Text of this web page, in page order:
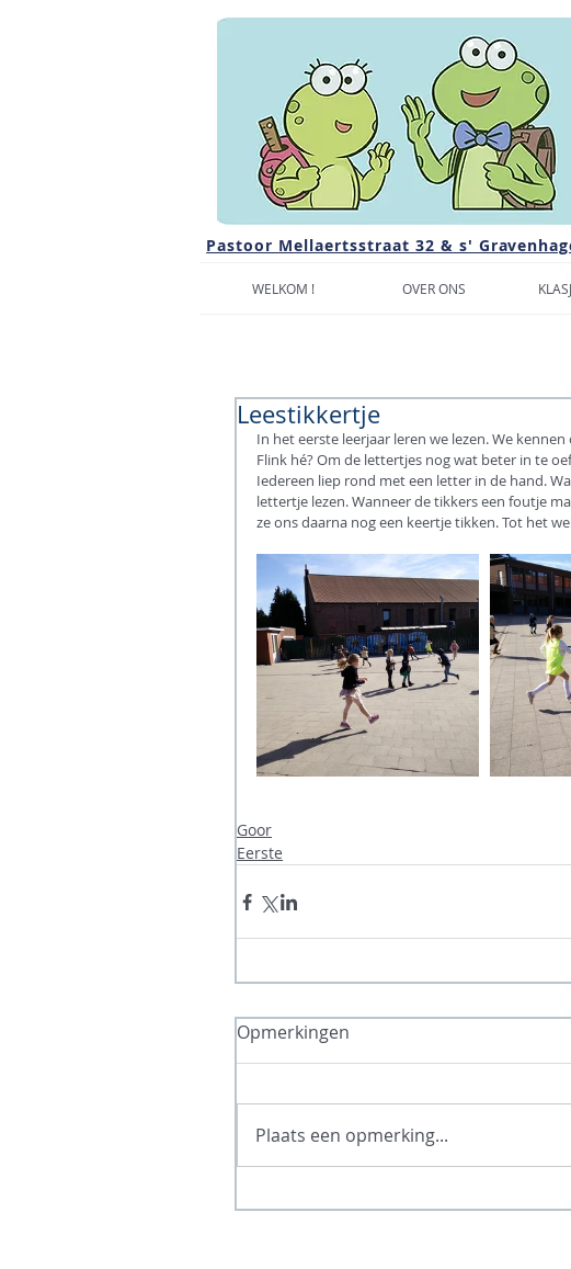
Pastoor Mellaertsstraat 32 & s'
WELKOM ! OVER ONS
Leestikkertje
In het eerste leerjaar leren we lezen. We
Flink hé? Om de lettertjes nog wat beter in te
Iedereen liep rond met een letter in de hand.
lettertje lezen. Wanneer de tikkers een foutje
ze ons daarna nog een keertje tikken. Tot het
Goor
Eerste
Opmerkingen
Plaats een opmerking...